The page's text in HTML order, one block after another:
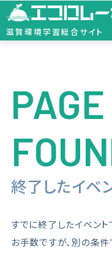
滋賀環境学習総合サイト
終了したイベ
すでに終了したイベント
お手数ですが、別の条